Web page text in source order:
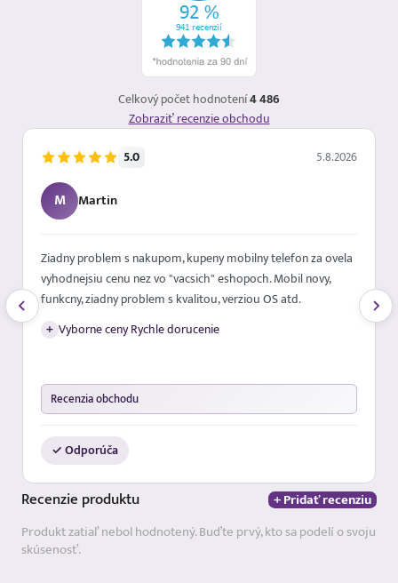
Celkový počet hodnotení4 486
Zobraziť recenzie obchodu
5.0 5.8.2026
M Martin
Ziadny problem s nakupom, kupeny mobilny telefon za ovela
vyhodnejsiu cenu nez vo "vacsich" eshopoch. Mobil novy,
funkcny, ziadny problem s kvalitou, verziou OS atd.
+ Vyborne ceny Rychle dorucenie
Recenzia obchodu
✓ Odporúča
Recenzie produktu
+ Pridať recenziu
Produkt zatiaľ nebol hodnotený. Buďte prvý, kto sa podelí o svoju
skúsenosť.